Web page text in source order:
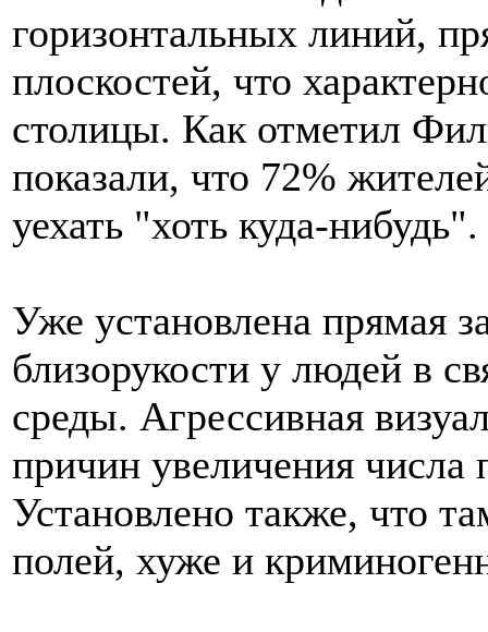
горизонтальных линий,
плоскостей, что
столицы. Как отметил
показали, что 72%
уехать "хоть куда-нибудь".
Уже установлена прямая
близорукости у людей в
среды. Агрессивная
причин увеличения
Установлено также, что
полей, хуже и